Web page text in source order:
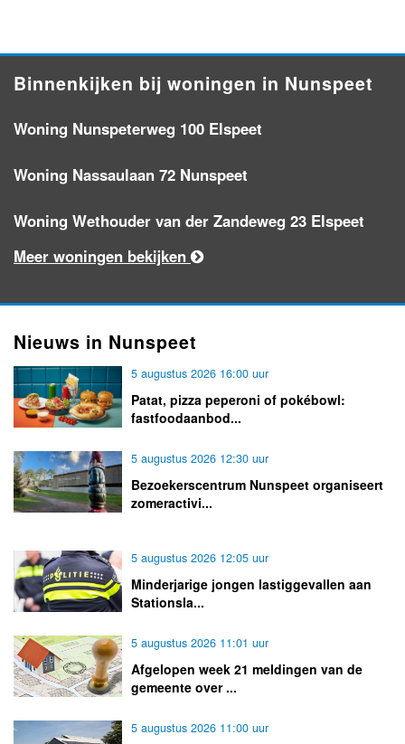
Binnenkijken bij woningen in Nunspeet
Woning Nunspeterweg 100 Elspeet
Woning Nassaulaan 72 Nunspeet
Woning Wethouder van der Zandeweg 23 Elspeet
Meer woningen bekijken
Nieuws in Nunspeet
5 augustus 2026 16:00 uur
Patat, pizza peperoni of pokébowl:
fastfoodaanbod...
5 augustus 2026 12:30 uur
Bezoekerscentrum Nunspeet organiseert
zomeractivi...
5 augustus 2026 12:05 uur
Minderjarige jongen lastiggevallen aan
Stationsla...
5 augustus 2026 11:01 uur
Afgelopen week 21 meldingen van de
gemeente over ...
5 augustus 2026 11:00 uur